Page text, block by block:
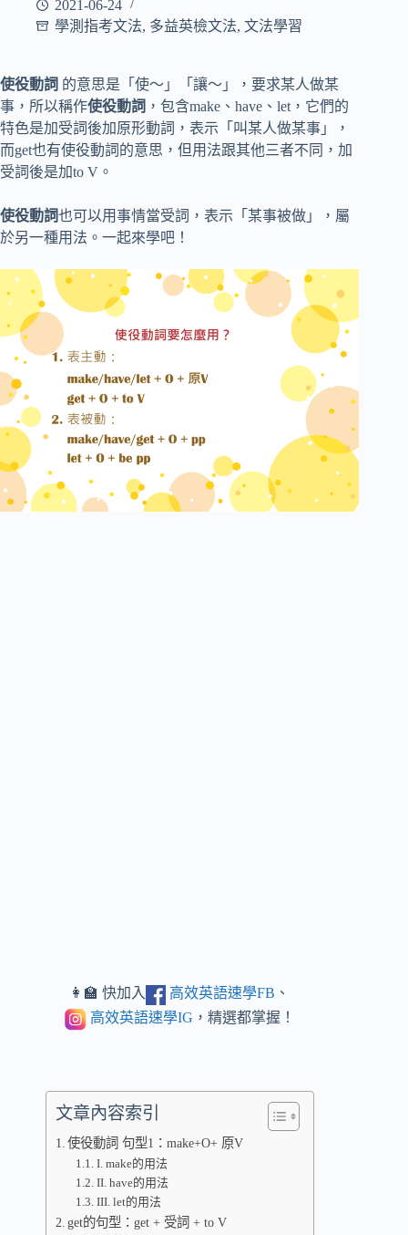
2021-06-24
學測指考文法, 多益英檢文法, 文法學習
使役動詞 的意思是「使～」「讓～」，要求某人做某
事，所以稱作使役動詞 ，包含make、have、let，它們的
特色是加受詞後加原形動詞，表示「叫某人做某事」，
而get也有使役動詞的意思，但用法跟其他三者不同，加
受詞後是加to V。
使役動詞也可以用事情當受詞，表示「某事被做」，屬
於另一種用法。一起來學吧！
👩‍🏫 快加入 高效英語速學FB 、
高效英語速學IG ，精選都掌握！
文章內容索引
使役動詞 句型1：make+O+ 原V
I. make的用法
II. have的用法
III. let的用法
get的句型：get + 受詞 + to V